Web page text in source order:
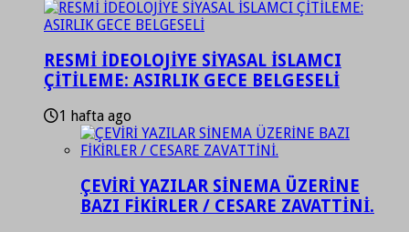
RESMİ İDEOLOJİYE SİYASAL İSLAMCI
ÇİTİLEME: ASIRLIK GECE BELGESELİ
1 hafta ago
ÇEVİRİ YAZILAR SİNEMA ÜZERİNE
BAZI FİKİRLER / CESARE ZAVATTİNİ.